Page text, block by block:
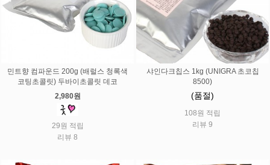
민트향 컴파운드 200g (배럴스 청록색
코팅초콜릿) 두바이초콜릿 데코
2,980원
29원 적립
리뷰 8
샤인다크칩스 1kg (UNIGRA 초코칩
8500)
(품절)
108원 적립
리뷰 9